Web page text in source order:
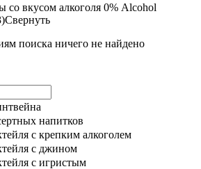
со вкусом алкоголя 0% Alcohol
Свернуть
поиска ничего не найдено
напитков
с крепким алкоголем
с джином
с игристым